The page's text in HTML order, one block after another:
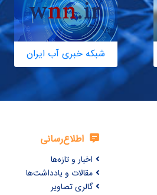
شبکه خبری آب ایران
اطلاع‌رسانی
اخبار و تازه‌ها
مقالات و یادداشت‌ها
گالری تصاویر